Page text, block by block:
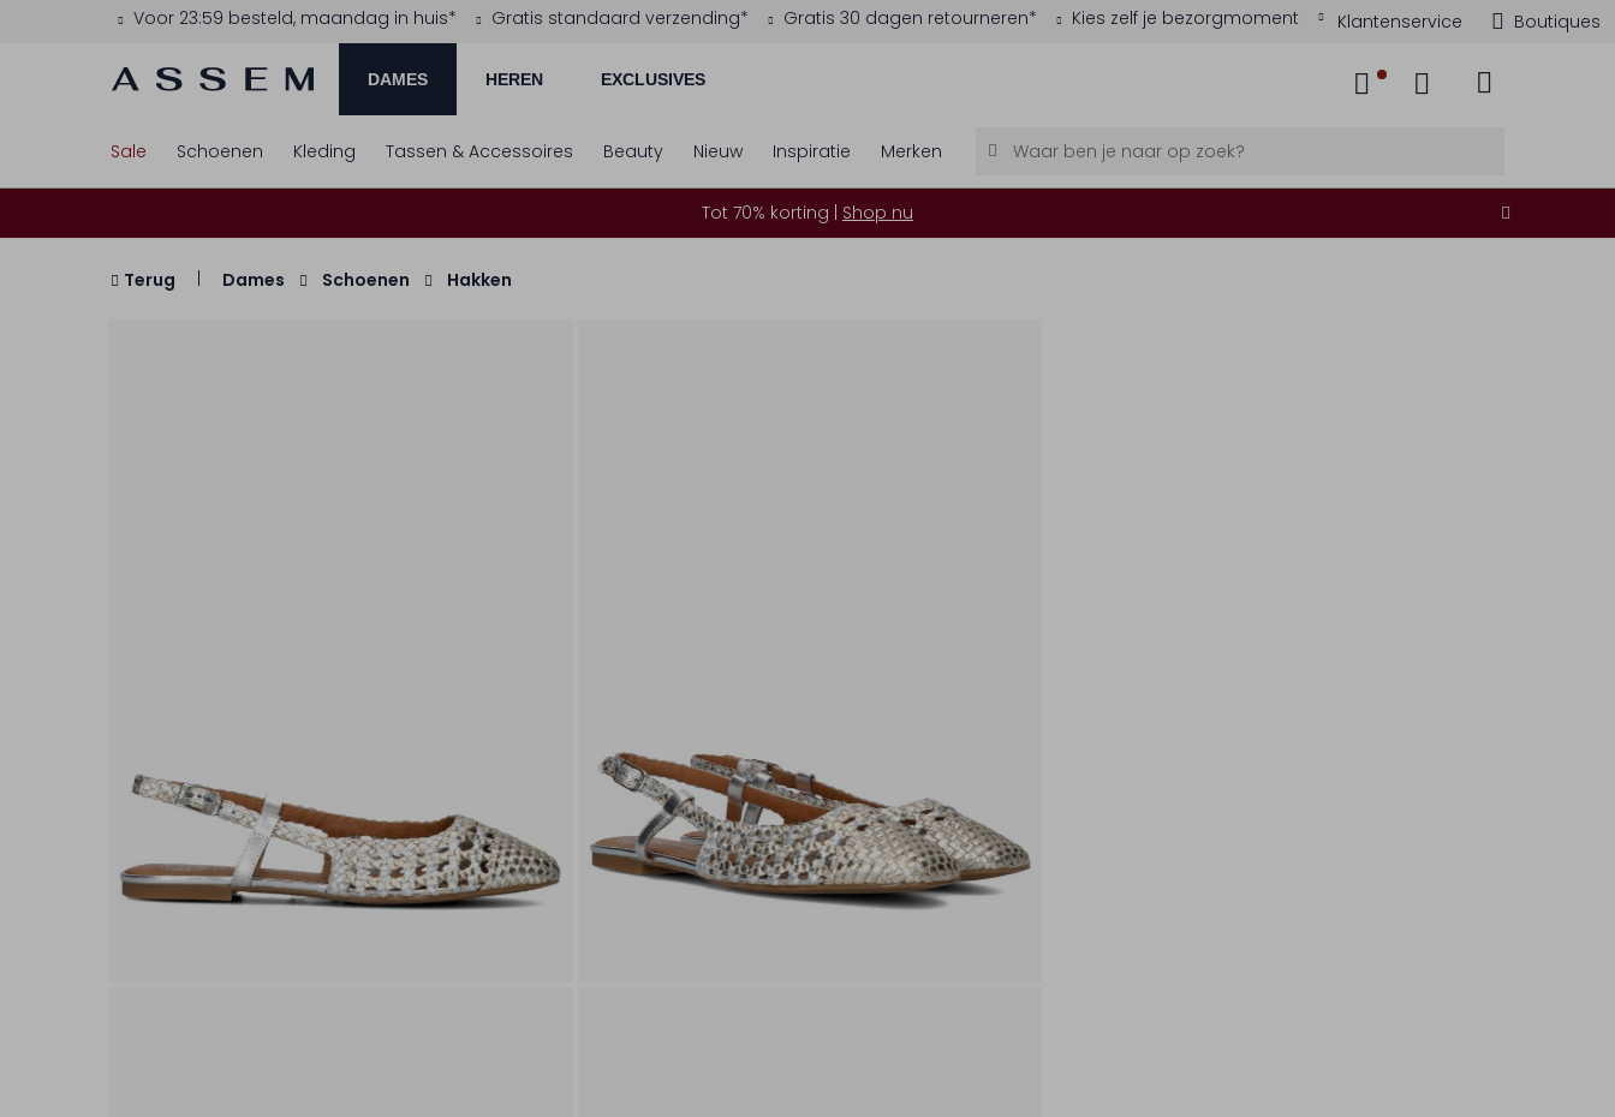
Voor 23:59 besteld, maandag in huis* Gratis standaard verzending* Gratis 30 dagen retourneren* Kies zelf je bezorgmoment Klantenservice Boutiques
DAMES HEREN EXCLUSIVES
Sale Schoenen Kleding Tassen & Accessoires Beauty Nieuw Inspiratie Merken
Tot 70% korting | Shop nu
Terug Dames Schoenen Hakken